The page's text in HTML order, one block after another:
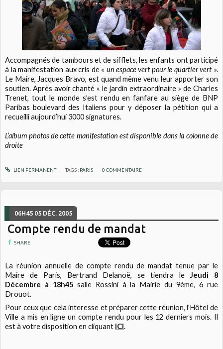
Accompagnés de tambours et de sifflets, les enfants ont participé
à la manifestation aux cris de « un espace vert pour le quartier vert ».
Le Maire, Jacques Bravo, est quand même venu leur apporter son
soutien. Après avoir chanté « le jardin extraordinaire » de Charles
Trenet, tout le monde s’est rendu en fanfare au siège de BNP
Paribas boulevard des Italiens pour y déposer la pétition qui a
recueilli aujourd’hui 3000 signatures.
L’album photos de cette manifestation est disponible dans la colonne de
droite
LIEN PERMANENT TAGS : PARIS 0 COMMENTAIRE
06H45 05 DÉC. 2005
Compte rendu de mandat
SHARE
La réunion annuelle de compte rendu de mandat tenue par le
Maire de Paris, Bertrand Delanoë, se tiendra le Jeudi 8
Décembre à 18h45salle Rossini à la Mairie du 9ème, 6 rue
Drouot.
Pour ceux que cela interesse et préparer cette réunion, l'Hôtel de
Ville a mis en ligne un compte rendu pour les 12 derniers mois. Il
est à votre disposition en cliquant ICI.